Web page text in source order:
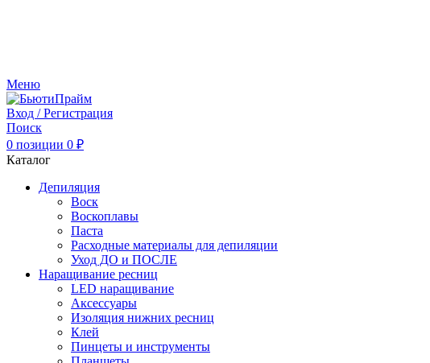
Меню
Вход / Регистрация
Поиск
0 позиции 0 ₽
Каталог
Депиляция
Воск
Воскоплавы
Паста
Расходные материалы для депиляции
Уход ДО и ПОСЛЕ
Наращивание ресниц
LED наращивание
Аксессуары
Изоляция нижних ресниц
Клей
Пинцеты и инструменты